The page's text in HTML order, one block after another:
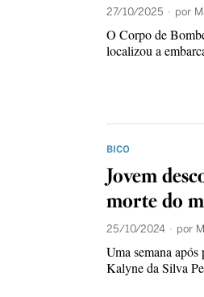
27/10/2025 por
O Corpo de
localizou a
BICO
Jovem
morte do
25/10/2024 por
Uma semana
Kalyne da Silva